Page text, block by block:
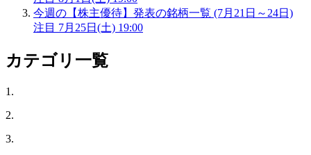
今週の【株主優待】発表の銘柄一覧 (7月21日～24日)
注目 7月25日(土) 19:00
カテゴリ一覧
1.
2.
3.